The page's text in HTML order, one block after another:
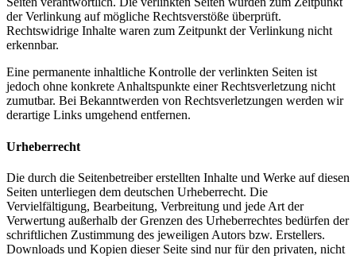
der Verlinkung auf mögliche Rechtsverstöße überprüft.
Rechtswidrige Inhalte waren zum Zeitpunkt der Verlinkung nicht
erkennbar.
Eine permanente inhaltliche Kontrolle der verlinkten Seiten ist
jedoch ohne konkrete Anhaltspunkte einer Rechtsverletzung nicht
zumutbar. Bei Bekanntwerden von Rechtsverletzungen werden wir
derartige Links umgehend entfernen.
Urheberrecht
Die durch die Seitenbetreiber erstellten Inhalte und Werke auf diesen
Seiten unterliegen dem deutschen Urheberrecht. Die
Vervielfältigung, Bearbeitung, Verbreitung und jede Art der
Verwertung außerhalb der Grenzen des Urheberrechtes bedürfen der
schriftlichen Zustimmung des jeweiligen Autors bzw. Erstellers.
Downloads und Kopien dieser Seite sind nur für den privaten, nicht